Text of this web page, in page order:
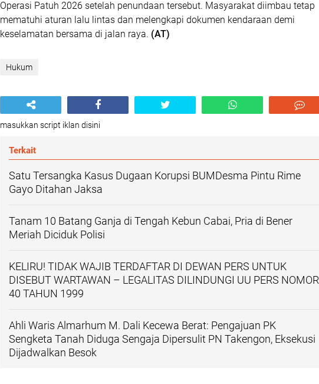
Operasi Patuh 2026 setelah penundaan tersebut. Masyarakat diimbau tetap
mematuhi aturan lalu lintas dan melengkapi dokumen kendaraan demi
keselamatan bersama di jalan raya. (AT)
Hukum
masukkan script iklan disini
Terkait
Satu Tersangka Kasus Dugaan Korupsi BUMDesma Pintu Rime
Gayo Ditahan Jaksa
Tanam 10 Batang Ganja di Tengah Kebun Cabai, Pria di Bener
Meriah Diciduk Polisi
KELIRU! TIDAK WAJIB TERDAFTAR DI DEWAN PERS UNTUK
DISEBUT WARTAWAN – LEGALITAS DILINDUNGI UU PERS NOMOR
40 TAHUN 1999
Ahli Waris Almarhum M. Dali Kecewa Berat: Pengajuan PK
Sengketa Tanah Diduga Sengaja Dipersulit PN Takengon, Eksekusi
Dijadwalkan Besok